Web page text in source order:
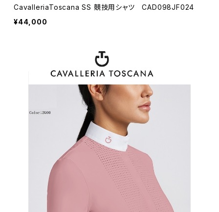
CavalleriaToscana SS 競技用シャツ CAD098JF024
¥44,000